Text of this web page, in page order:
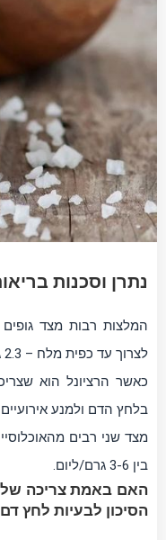
נתרן וסכנות
המלצות רבות מצד
לצרוך עד כפית מלח – 2.3 גרם/יום של נתרן (כפית),
כאשר הרציונל הוא
בלחץ הדם ולמנע
מצד שני רבים
בין 3-6 גרם/ליום.
האם באמת צריכה
הסיכון לבעיות לחץ